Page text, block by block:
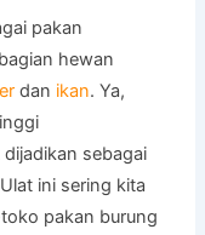
pakan
hewan
dan ikan. Ya,
sebagai
ini sering kita
pakan burung